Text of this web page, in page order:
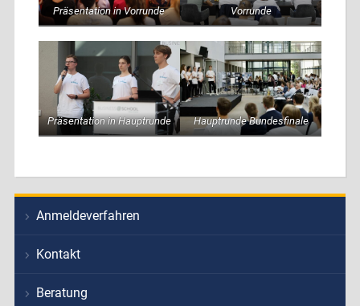
Präsentation in Vorrunde
Vorrunde
Präsentation in Hauptrunde Hauptrunde Bundesfinale
Anmeldeverfahren
Kontakt
Beratung